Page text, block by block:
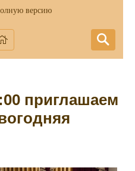
версию
приглашаем